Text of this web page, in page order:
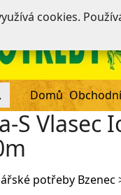
Domů
S Vlasec
potřeby Bzenec
cookies.